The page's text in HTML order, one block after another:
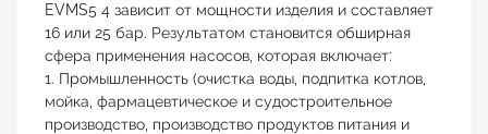
EVMS5 4 зависит от мощности изделия и составляет
16 или 25 бар. Результатом становится обширная
сфера применения насосов, которая включает:
1. Промышленность (очистка воды, подпитка котлов,
мойка, фармацевтическое и судостроительное
производство, производство продуктов питания и